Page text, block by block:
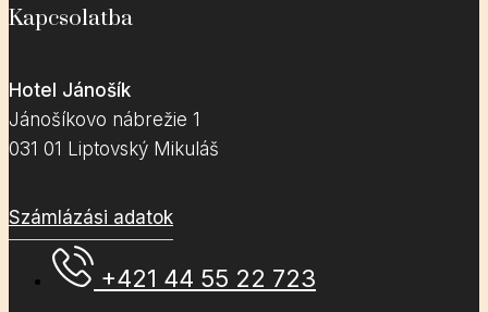
Kapcsolatba
Hotel Jánošík
Jánošíkovo nábrežie 1
031 01 Liptovský Mikuláš
Számlázási adatok
+421 44 55 22 723